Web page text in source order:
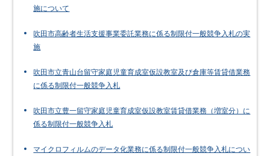
施について
吹田市高齢者生活支援事業委託業務に係る制限付一般競争入札の実
施
吹田市立青山台留守家庭児童育成室仮設教室及び倉庫等賃貸借業務
に係る制限付一般競争入札
吹田市立豊一留守家庭児童育成室仮設教室賃貸借業務（増室分）に
係る制限付一般競争入札
マイクロフィルムのデータ化業務に係る制限付一般競争入札につい